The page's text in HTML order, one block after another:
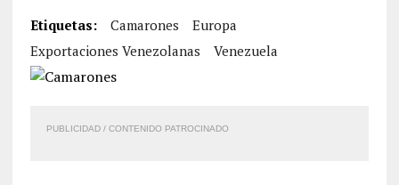
Etiquetas: Camarones
Europa
Exportaciones Venezolanas
Venezuela
PUBLICIDAD / CONTENIDO PATROCINADO